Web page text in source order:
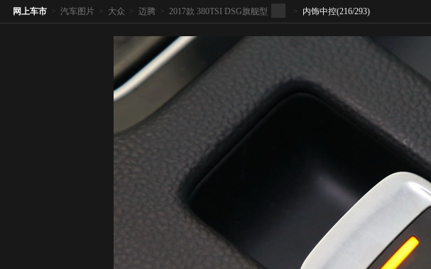
网上车市 > 汽车图片 > 大众 > 迈腾 > 2017款 380TSI DSG旗舰型 > 内饰中控(216/293)